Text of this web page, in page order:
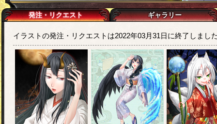
発注・リクエスト ギャラリー
イラストの発注・リクエストは2022年03月31日に終了しまし